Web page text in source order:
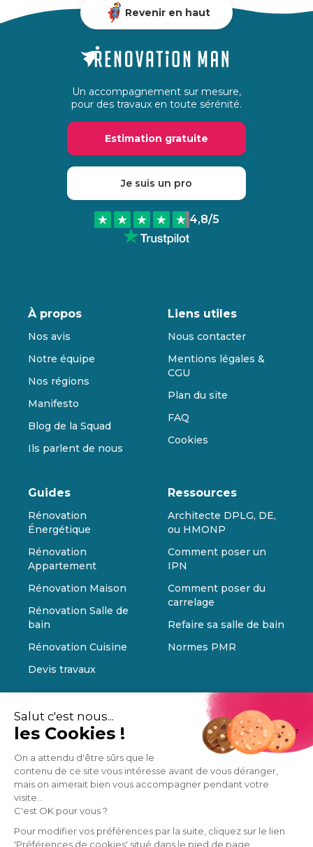
Salut c'est nous...
les Cookies !
On a attendu d'être sûrs que le
contenu de ce site vous intéresse avant de vous déranger,
mais on aimerait bien vous accompagner pendant votre
visite...
C'est OK pour vous ?
Pour modifier vos préférences par la suite, cliquez sur le lien
'Préférences de cookies' situé dans le pied de page.
Revenir en haut
Un accompagnement sur mesure,
pour des travaux en toute sérénité.
Estimation gratuite
Je suis un pro
4,8/5
À propos
Nos avis
Notre équipe
Nos régions
Manifesto
Blog de la Squad
Ils parlent de nous
Liens utiles
Nous contacter
Mentions légales &
CGU
Plan du site
FAQ
Cookies
Guides
Rénovation
Énergétique
Rénovation
Appartement
Rénovation Maison
Rénovation Salle de
bain
Rénovation Cuisine
Devis travaux
Ressources
Architecte DPLG, DE,
ou HMONP
Comment poser un
IPN
Comment poser du
carrelage
Refaire sa salle de bain
Normes PMR